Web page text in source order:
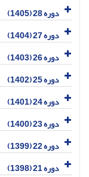
دوره 28 (1405)
دوره 27 (1404)
دوره 26 (1403)
دوره 25 (1402)
دوره 24 (1401)
دوره 23 (1400)
دوره 22 (1399)
دوره 21 (1398)